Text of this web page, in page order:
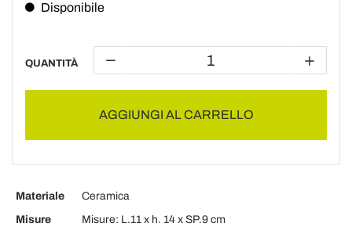
Disponibile
QUANTITÀ
AGGIUNGI AL CARRELLO
Materiale
Ceramica
Misure
Misure: L.11 x h. 14 x SP.9 cm